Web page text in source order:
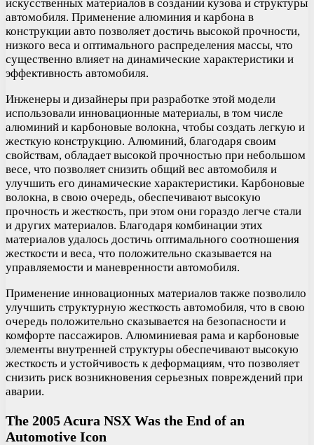
искусственных материалов в создании кузова и структуры
автомобиля. Применение алюминия и карбона в
конструкции авто позволяет достичь высокой прочности,
низкого веса и оптимального распределения массы, что
существенно влияет на динамические характеристики и
эффективность автомобиля.
Инженеры и дизайнеры при разработке этой модели
использовали инновационные материалы, в том числе
алюминий и карбоновые волокна, чтобы создать легкую и
жесткую конструкцию. Алюминий, благодаря своим
свойствам, обладает высокой прочностью при небольшом
весе, что позволяет снизить общий вес автомобиля и
улучшить его динамические характеристики. Карбоновые
волокна, в свою очередь, обеспечивают высокую
прочность и жесткость, при этом они гораздо легче стали
и других материалов. Благодаря комбинации этих
материалов удалось достичь оптимального соотношения
жесткости и веса, что положительно сказывается на
управляемости и маневренности автомобиля.
Применение инновационных материалов также позволило
улучшить структурную жесткость автомобиля, что в свою
очередь положительно сказывается на безопасности и
комфорте пассажиров. Алюминиевая рама и карбоновые
элементы внутренней структуры обеспечивают высокую
жесткость и устойчивость к деформациям, что позволяет
снизить риск возникновения серьезных повреждений при
аварии.
The 2005 Acura NSX Was the End of an
Automotive Icon